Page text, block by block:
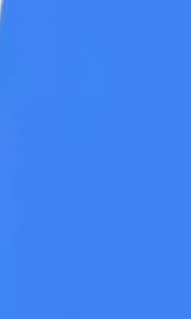
stadig afhængige af
produktvideo varierer
vil investeringen i
den endelige version tager
salget.
på Taobao, JD.com og
og derfor mangler de fleste
New Year Shopping
med et "nytårstema"? Det